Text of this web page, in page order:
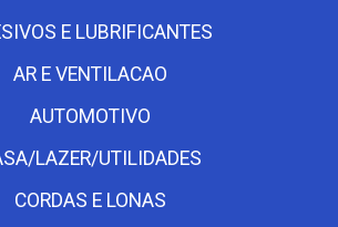
E LUBRIFICANTES
AR E VENTILACAO
AUTOMOTIVO
LAZER/UTILIDADES
CORDAS E LONAS